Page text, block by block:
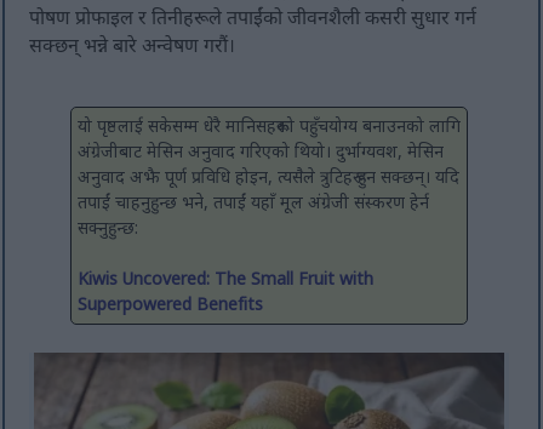
पोषण प्रोफाइल र तिनीहरूले तपाईंको जीवनशैली कसरी सुधार गर्न
सक्छन् भन्ने बारे अन्वेषण गरौं।
यो पृष्ठलाई सकेसम्म धेरै मानिसहरूको पहुँचयोग्य बनाउनको लागि
अंग्रेजीबाट मेसिन अनुवाद गरिएको थियो। दुर्भाग्यवश, मेसिन
अनुवाद अझै पूर्ण प्रविधि होइन, त्यसैले त्रुटिहरू हुन सक्छन्। यदि
तपाईं चाहनुहुन्छ भने, तपाईं यहाँ मूल अंग्रेजी संस्करण हेर्न
सक्नुहुन्छ:
Kiwis Uncovered: The Small Fruit with
Superpowered Benefits